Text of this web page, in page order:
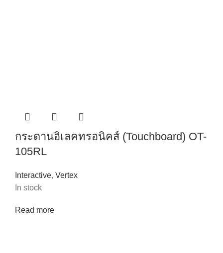
กระดานอิเลคทรอนิคส์ (Touchboard) OT-
105RL
Interactive, Vertex
In stock
Read more